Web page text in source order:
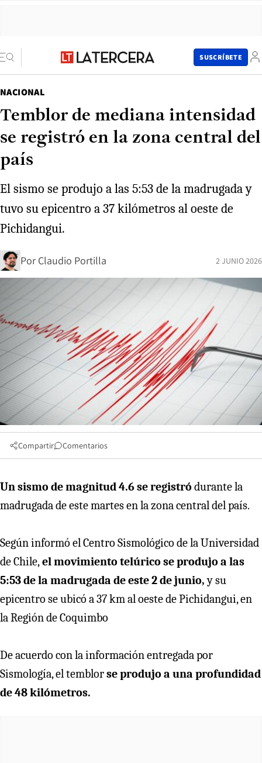
SUSCRÍBETE
NACIONAL
Temblor de mediana intensidad
se registró en la zona central del
país
El sismo se produjo a las 5:53 de la madrugada y
tuvo su epicentro a 37 kilómetros al oeste de
Pichidangui.
Por Claudio Portilla 2 JUNIO 2026
Compartir Comentarios
Un sismo de magnitud 4.6 se registró durante la
madrugada de este martesen la zona central del país.
Según informó el Centro Sismológico de la Universidad
de Chile,el movimiento telúrico se produjo a las
5:53 de la madrugada de este 2 de junio,y su
epicentro se ubicó a 37 km al oeste de Pichidangui, en
la Región de Coquimbo
De acuerdo con la información entregada por
Sismología, el temblorse produjo a una profundidad
de 48 kilómetros.